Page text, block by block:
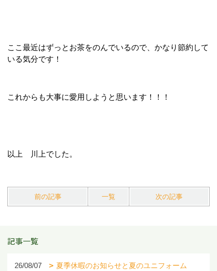
ここ最近はずっとお茶をのんでいるので、かなり節約して
いる気分です！
これからも大事に愛用しようと思います！！！
以上 川上でした。
前の記事 一覧 次の記事
記事一覧
26/08/07 夏季休暇のお知らせと夏のユニフォーム